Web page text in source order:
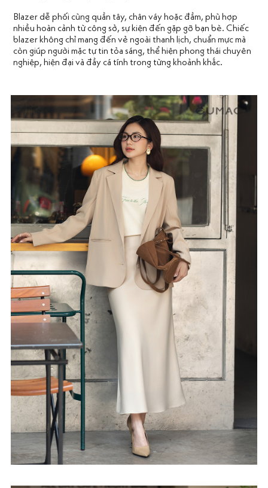
Blazer dễ phối cùng quần tây, chân váy hoặc đầm, phù hợp
nhiều hoàn cảnh từ công sở, sự kiện đến gặp gỡ bạn bè. Chiếc
blazer không chỉ mang đến vẻ ngoài thanh lịch, chuẩn mực mà
còn giúp người mặc tự tin tỏa sáng, thể hiện phong thái chuyên
nghiệp, hiện đại và đầy cá tính trong từng khoảnh khắc.